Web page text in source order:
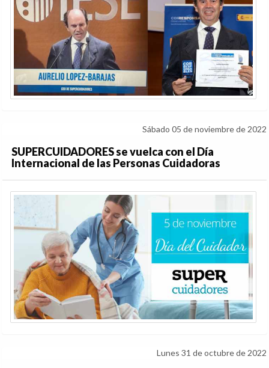
Sábado 05 de noviembre de 2022
SUPERCUIDADORES se vuelca con el Día
Internacional de las Personas Cuidadoras
Lunes 31 de octubre de 2022